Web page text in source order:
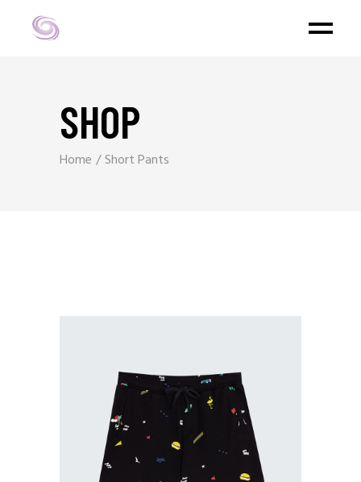
SHOP
Home Short Pants